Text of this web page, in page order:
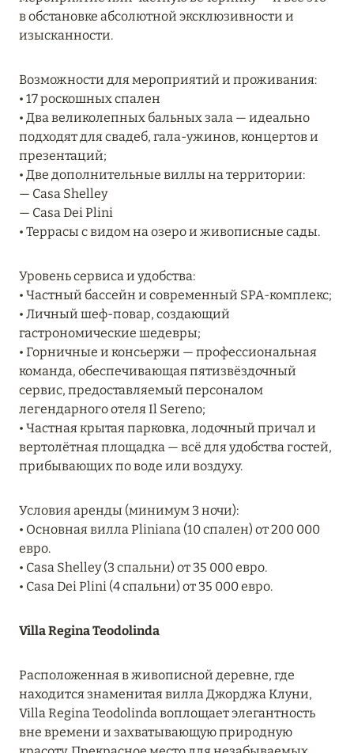
DUBAI AT JUMEIRAH BEACH ПО ЛУЧШИМ
ЦЕНАМ
04 апреля 2025
ATLANTIS THE PALM: НОВЫЙ ПАКЕТ
НАПИТКОВ ДЛЯ HB И FB
Подробнее
13 февраля 2025
MANDARIN ORIENTAL JUMEIRA, DUBAI:
СКИДКИ ДО 30 % ОТ СУММЫ КОНТРАКТА НА
РАЗМЕЩЕНИЕ ВЕСНОЙ
Подробнее
11 декабря 2024
RIXOS PREMIUM SAADIYAT ISLAND ABU DHABI:
КОНЦЕПЦИЯ «ВСЁ ВКЛЮЧЕНО – ВСЁ
ЭКСКЛЮЗИВНО»
HÔTEL BARRIÈRE LES NEIGES
HÔTEL BARRIÈRE LES NEIGES
Подробнее
в обстановке абсолютной эксклюзивности и
изысканности.
Возможности для мероприятий и проживания:
• 17 роскошных спален
• Два великолепных бальных зала — идеально
подходят для свадеб, гала-ужинов, концертов и
презентаций;
• Две дополнительные виллы на территории:
— Casa Shelley
— Casa Dei Plini
• Террасы с видом на озеро и живописные сады.
Уровень сервиса и удобства:
• Частный бассейн и современный SPA-комплекс;
• Личный шеф-повар, создающий
гастрономические шедевры;
• Горничные и консьержи — профессиональная
команда, обеспечивающая пятизвёздочный
сервис, предоставляемый персоналом
легендарного отеля Il Sereno;
• Частная крытая парковка, лодочный причал и
вертолётная площадка — всё для удобства гостей,
прибывающих по воде или воздуху.
Условия аренды (минимум 3 ночи):
• Основная вилла Pliniana (10 спален) от 200 000
евро.
• Casa Shelley (3 спальни) от 35 000 евро.
• Casa Dei Plini (4 спальни) от 35 000 евро.
Villa Regina Teodolinda
Расположенная в живописной деревне, где
находится знаменитая вилла Джорджа Клуни,
Villa Regina Teodolinda воплощает элегантность
вне времени и захватывающую природную